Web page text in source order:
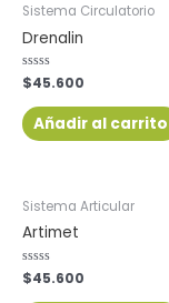
Sistema Circulatorio
Drenalin
Valorado
con
de
5
$45.600
Añadir al carrito
Sistema Articular
Artimet
Valorado
con
$45.600